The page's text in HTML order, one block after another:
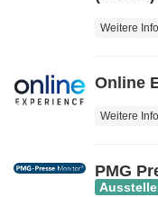
Weitere
Online
Weitere
PMG